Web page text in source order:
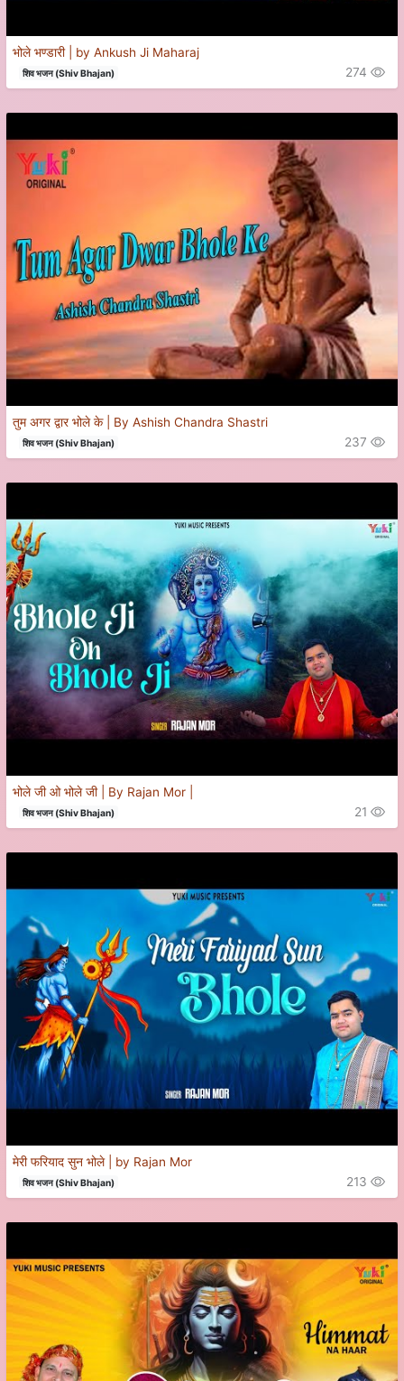
भोले भण्डारी | by Ankush Ji Maharaj
शिव भजन (Shiv Bhajan) 274
तुम अगर द्वार भोले के | By Ashish Chandra Shastri
शिव भजन (Shiv Bhajan) 237
भोले जी ओ भोले जी | By Rajan Mor |
शिव भजन (Shiv Bhajan) 21
मेरी फरियाद सुन भोले | by Rajan Mor
शिव भजन (Shiv Bhajan) 213